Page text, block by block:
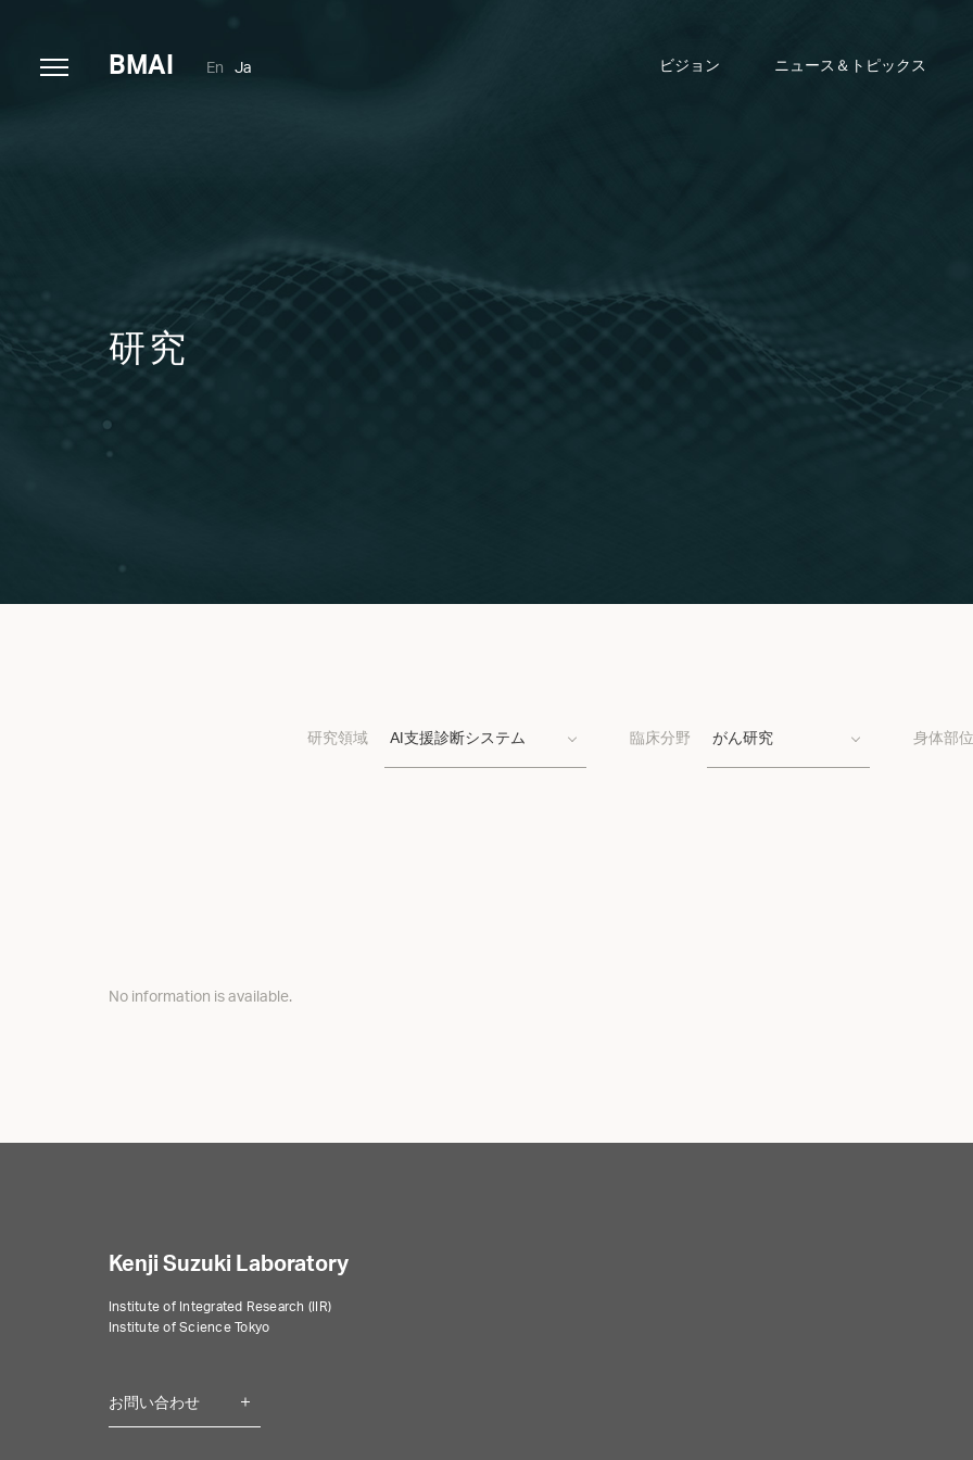
BMAI En Ja ビジョン ニュース＆トピックス
研究
研究領域 AI支援診断システム 臨床分野 がん研究 身体部位
No information is available.
Kenji Suzuki Laboratory
Institute of Integrated Research (IIR)
Institute of Science Tokyo
お問い合わせ